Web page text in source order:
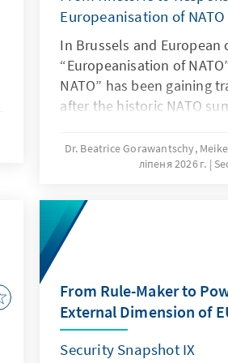
Europeanisation of NATO
In Brussels and European
“Europeanisation of
NATO” has been gaining
after the historic NATO
defence and defence-
holds European allies ac-
from the US, who have
financially and in terms of
the Europeans (and
Dr. Beatrice Gorawantschy,
ліпеня 2026 г.
From Rule-Maker to
External Dimension of
Security Snapshot IX